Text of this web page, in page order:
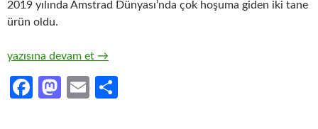
2019 yılında Amstrad Dünyası’nda çok hoşuma giden iki tane
ürün oldu.
2019 BİLANÇOSU
yazısına devam et →
Fa
M
E